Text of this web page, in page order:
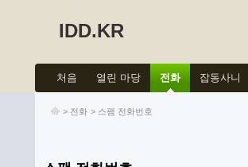
IDD.KR
처음 열린 마당 전화 잡동사니
> 전화 > 스팸 전화번호